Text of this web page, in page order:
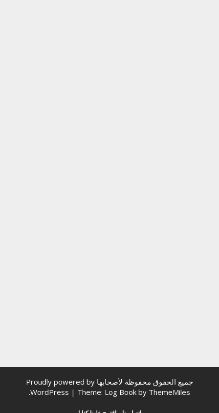
جميع الحقوق محفوظة لأصحابها Proudly powered by
WordPress | Theme: Log Book by ThemeMiles
.